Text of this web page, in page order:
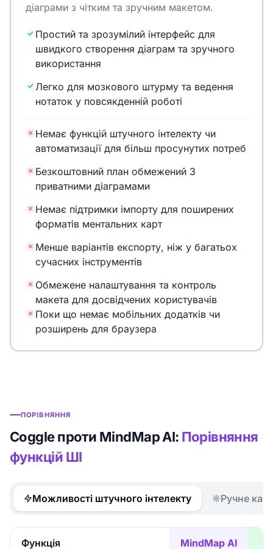
діаграми з чітким та зручним макетом.
Простий та зрозумілий інтерфейс для
швидкого створення діаграм та зручного
використання
Легко для мозкового штурму та ведення
нотаток у повсякденній роботі
Немає функцій штучного інтелекту чи
автоматизації для більш просунутих потреб
Безкоштовний план обмежений 3
приватними діаграмами
Немає підтримки імпорту для поширених
форматів ментальних карт
Менше варіантів експорту, ніж у багатьох
сучасних інструментів
Обмежене налаштування та контроль
макета для досвідчених користувачів
Поки що немає мобільних додатків чи
розширень для браузера
ПОРІВНЯННЯ
Coggle проти MindMap AI: Порівняння
функцій ШІ
Можливості штучного інтелекту Ручне
Функція MindMap AI